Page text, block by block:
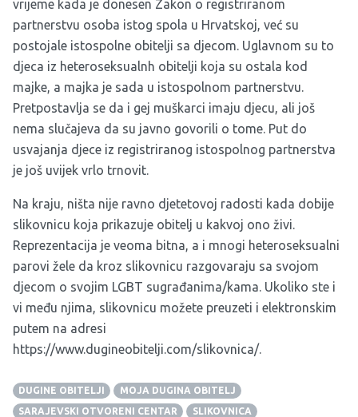
vrijeme kada je donesen Zakon o registriranom
partnerstvu osoba istog spola u Hrvatskoj, već su
postojale istospolne obitelji sa djecom. Uglavnom su to
djeca iz heteroseksualnh obitelji koja su ostala kod
majke, a majka je sada u istospolnom partnerstvu.
Pretpostavlja se da i gej muškarci imaju djecu, ali još
nema slučajeva da su javno govorili o tome. Put do
usvajanja djece iz registriranog istospolnog partnerstva
je još uvijek vrlo trnovit.
Na kraju, ništa nije ravno djetetovoj radosti kada dobije
slikovnicu koja prikazuje obitelj u kakvoj ono živi.
Reprezentacija je veoma bitna, a i mnogi heteroseksualni
parovi žele da kroz slikovnicu razgovaraju sa svojom
djecom o svojim LGBT sugrađanima/kama. Ukoliko ste i
vi među njima, slikovnicu možete preuzeti i elektronskim
putem na adresi
https://www.dugineobitelji.com/slikovnica/.
DUGINE OBITELJI
MOJA DUGINA OBITELJ
SARAJEVSKI OTVORENI CENTAR
SLIKOVNICA